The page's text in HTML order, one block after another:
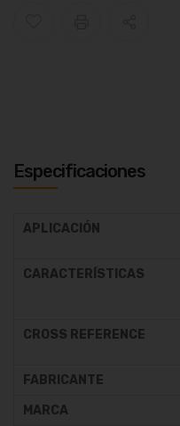
Especificaciones
APLICACIÓN
CARACTERÍSTICAS
CROSS REFERENCE
FABRICANTE
MARCA